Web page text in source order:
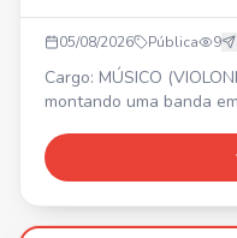
05/08/2026 Pública 9
Cargo: MÚSICO
montando uma banda
pessoas comprometidas,
disponibilidade para
estrada! 🔥